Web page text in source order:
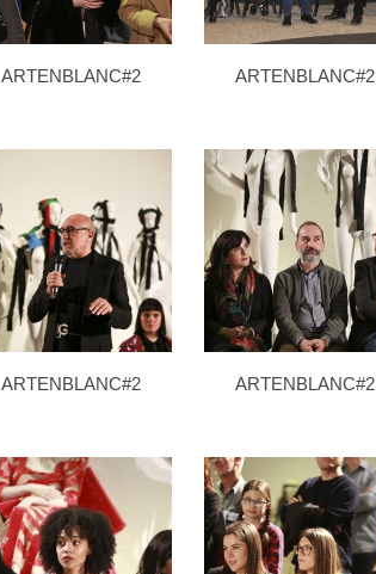
ARTENBLANC#2 ARTENBLANC#2
ARTENBLANC#2 ARTENBLANC#2